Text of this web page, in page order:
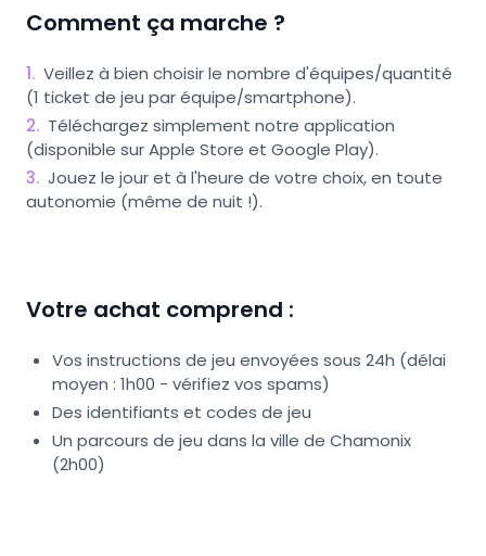
Comment ça marche ?
1. Veillez à bien choisir le nombre d'équipes/quantité
(1 ticket de jeu par équipe/smartphone).
2. Téléchargez simplement notre application
(disponible sur Apple Store et Google Play).
3. Jouez le jour et à l'heure de votre choix, en toute
autonomie (même de nuit !).
Votre achat comprend :
Vos instructions de jeu envoyées sous 24h (délai
moyen : 1h00 - vérifiez vos spams)
Des identifiants et codes de jeu
Un parcours de jeu dans la ville de Chamonix
(2h00)